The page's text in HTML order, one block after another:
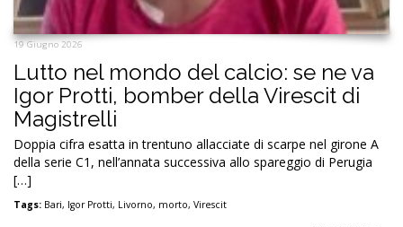
19 Giugno 2026
Lutto nel mondo del calcio: se ne va
Igor Protti, bomber della Virescit di
Magistrelli
Doppia cifra esatta in trentuno allacciate di scarpe nel girone A
della serie C1, nell’annata successiva allo spareggio di Perugia
[…]
Tags: Bari, Igor Protti, Livorno, morto, Virescit